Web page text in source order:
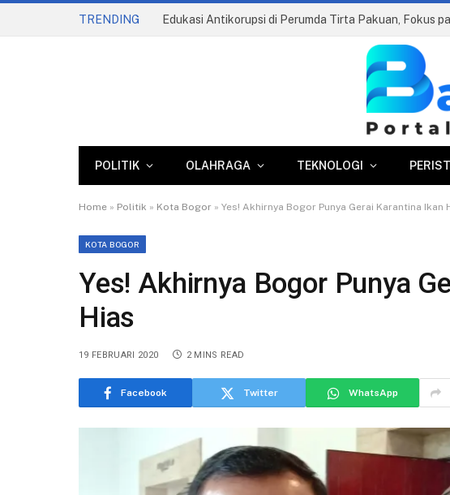
TRENDING
POLITIK OLAHRAGA TEKNOLOGI
Home » Politik » Kota Bogor » Yes! Akhirnya Bogor Punya Gerai Karantina Ikan
KOTA BOGOR
Yes! Akhirnya Bogor Punya
Hias
19 FEBRUARI 2020 2 MINS READ
Facebook Twitter WhatsApp